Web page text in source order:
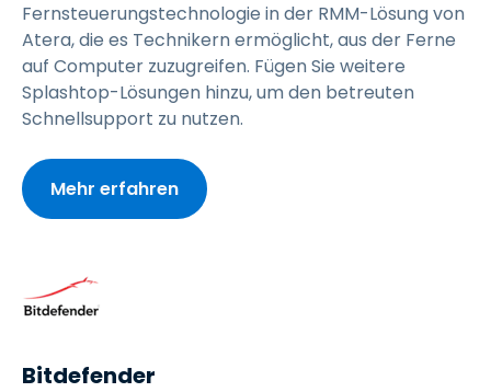
Fernsteuerungstechnologie in der RMM-Lösung von
Atera, die es Technikern ermöglicht, aus der Ferne
auf Computer zuzugreifen. Fügen Sie weitere
Splashtop-Lösungen hinzu, um den betreuten
Schnellsupport zu nutzen.
Mehr erfahren
Bitdefender